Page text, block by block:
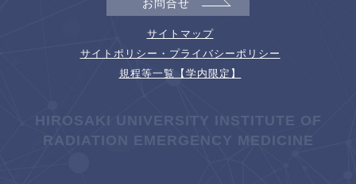
お問合せ
サイトマップ
サイトポリシー・プライバシーポリシー
規程等一覧【学内限定】
HIROSAKI UNIVERSITY INSTITUTE OF
RADIATION EMERGENCY MEDICINE